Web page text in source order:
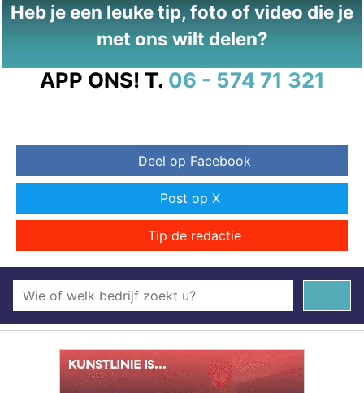
Heb je een leuke tip, foto of video die je
met ons wilt delen?
APP ONS! T. 06 - 574 71 321
Deel op Facebook
Post op X
Tip de redactie